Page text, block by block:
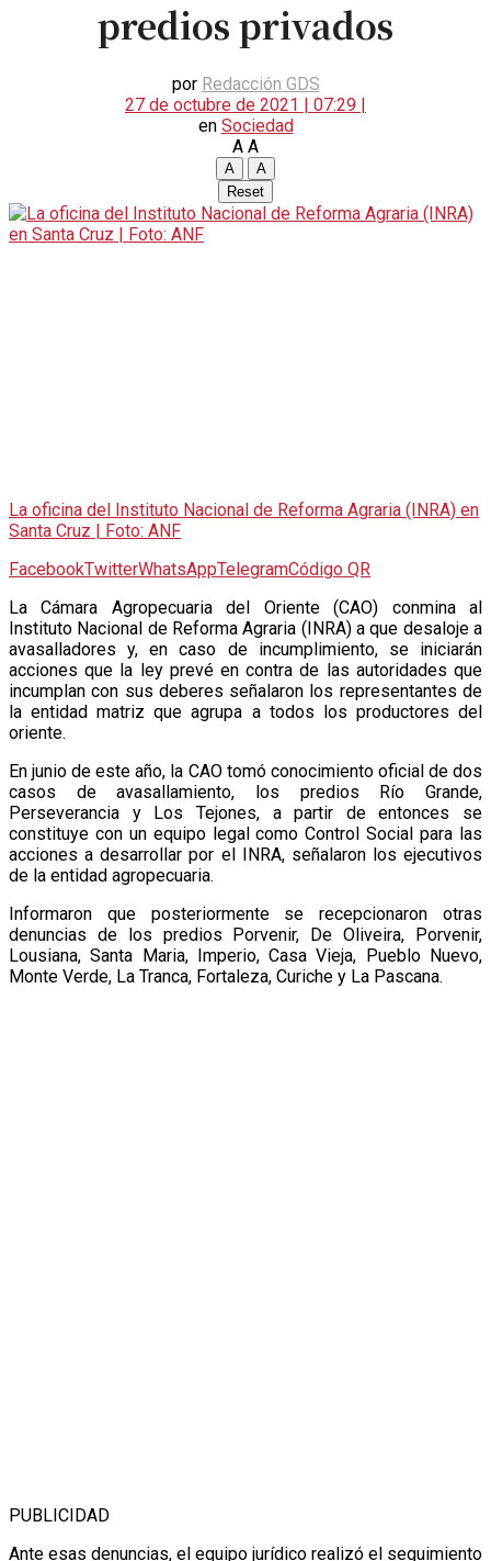
predios privados
por Redacción GDS
27 de octubre de 2021 | 07:29 |
en Sociedad
A A
A
A
Reset
La oficina del Instituto Nacional de Reforma Agraria (INRA) en
Santa Cruz | Foto: ANF
FacebookTwitterWhatsAppTelegramCódigo QR
La Cámara Agropecuaria del Oriente (CAO) conmina al
Instituto Nacional de Reforma Agraria (INRA) a que desaloje a
avasalladores y, en caso de incumplimiento, se iniciarán
acciones que la ley prevé en contra de las autoridades que
incumplan con sus deberes señalaron los representantes de
la entidad matriz que agrupa a todos los productores del
oriente.
En junio de este año, la CAO tomó conocimiento oficial de dos
casos de avasallamiento, los predios Río Grande,
Perseverancia y Los Tejones, a partir de entonces se
constituye con un equipo legal como Control Social para las
acciones a desarrollar por el INRA, señalaron los ejecutivos
de la entidad agropecuaria.
Informaron que posteriormente se recepcionaron otras
denuncias de los predios Porvenir, De Oliveira, Porvenir,
Lousiana, Santa Maria, Imperio, Casa Vieja, Pueblo Nuevo,
Monte Verde, La Tranca, Fortaleza, Curiche y La Pascana.
PUBLICIDAD
Ante esas denuncias, el equipo jurídico realizó el seguimiento